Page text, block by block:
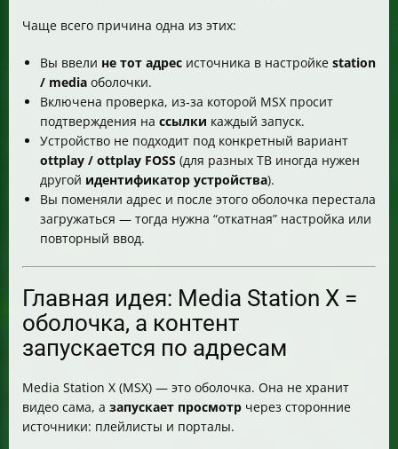
в бот обратной связи
нажимать
Как решить “MSX не загружается после изменения
адреса”
Что делать, если MSX на старых LG (Netcast) — не
ставится как на webOS
Почему Media Station X удобнее, чем ставить много
приложений
Если “YouTube не работает”: как MSX помогает
Если не хватает контента (нет ТВ-каналов и 18+): что
менять
Коротко: что нужно ввести, чтобы всё заработало
Чаще всего причина одна из этих:
Вы ввели не тот адрес источника в настройке station
/ media оболочки.
Включена проверка, из‑за которой MSX просит
подтверждения на ссылки каждый запуск.
Устройство не подходит под конкретный вариант
ottplay / ottplay FOSS (для разных ТВ иногда нужен
другой идентификатор устройства).
Вы поменяли адрес и после этого оболочка перестала
загружаться — тогда нужна “откатная” настройка или
повторный ввод.
Главная идея: Media Station X =
оболочка, а контент
запускается по адресам
Media Station X (MSX) — это оболочка. Она не хранит
видео сама, а запускает просмотр через сторонние
источники: плейлисты и порталы.